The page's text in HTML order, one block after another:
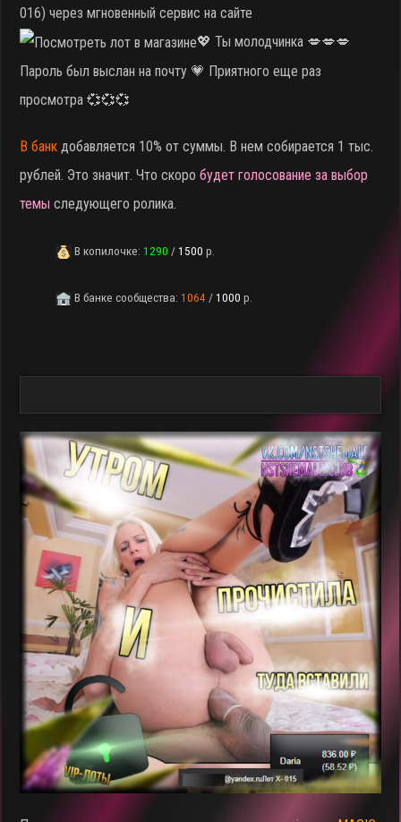
016) через мгновенный сервис на сайте
💖 Ты молодчинка 💋💋💋
Пароль был выслан на почту 💗 Приятного еще раз
просмотра 💞💞💞
В банкдобавляется 10% от суммы. В нем собирается 1 тыс.
рублей. Это значит. Что скоробудет голосование за выбор
темы следующего ролика.
В копилочке:1290 /1500р.
В банке сообщества:1064 /1000р.